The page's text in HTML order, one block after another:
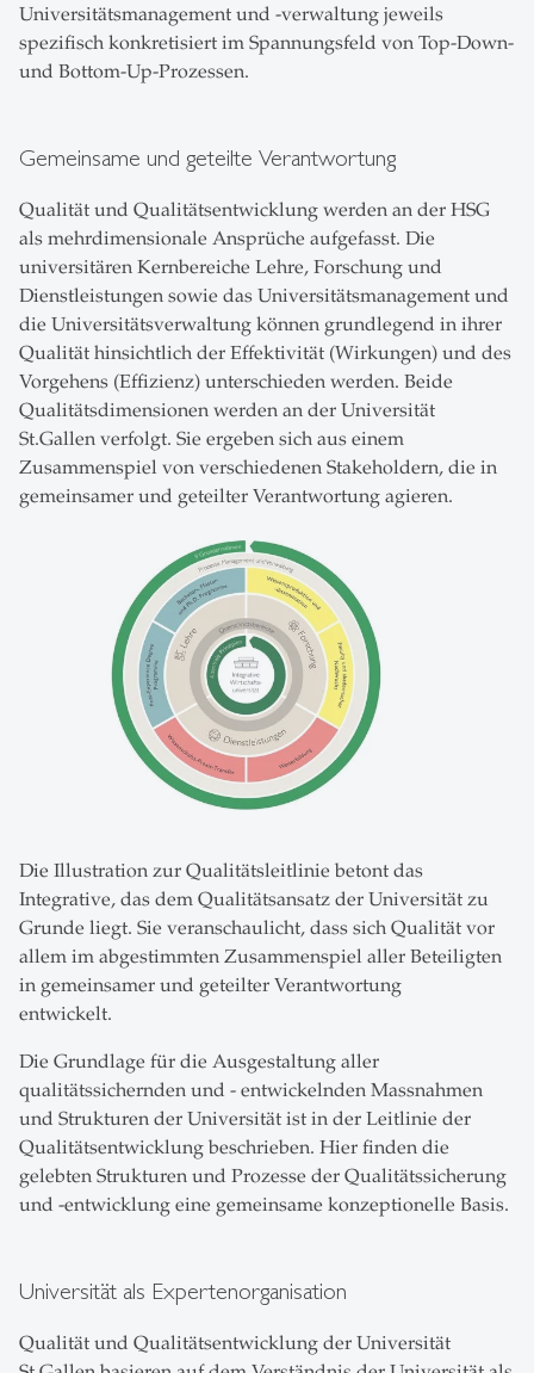
Universitätsmanagement und -verwaltung jeweils
spezifisch konkretisiert im Spannungsfeld von Top-Down-
und Bottom-Up-Prozessen.
Gemeinsame und geteilte Verantwortung
Qualität und Qualitätsentwicklung werden an der HSG
als mehrdimensionale Ansprüche aufgefasst. Die
universitären Kernbereiche Lehre, Forschung und
Dienstleistungen sowie das Universitätsmanagement und
die Universitätsverwaltung können grundlegend in ihrer
Qualität hinsichtlich der Effektivität (Wirkungen) und des
Vorgehens (Effizienz) unterschieden werden. Beide
Qualitätsdimensionen werden an der Universität
St.Gallen verfolgt. Sie ergeben sich aus einem
Zusammenspiel von verschiedenen Stakeholdern, die in
gemeinsamer und geteilter Verantwortung agieren.
Die Illustration zur Qualitätsleitlinie betont das
Integrative, das dem Qualitätsansatz der Universität zu
Grunde liegt. Sie veranschaulicht, dass sich Qualität vor
allem im abgestimmten Zusammenspiel aller Beteiligten
in gemeinsamer und geteilter Verantwortung
entwickelt.
Die Grundlage für die Ausgestaltung aller
qualitätssichernden und - entwickelnden Massnahmen
und Strukturen der Universität ist in der Leitlinie der
Qualitätsentwicklung beschrieben. Hier finden die
gelebten Strukturen und Prozesse der Qualitätssicherung
und -entwicklung eine gemeinsame konzeptionelle Basis.
Universität als Expertenorganisation
Qualität und Qualitätsentwicklung der Universität